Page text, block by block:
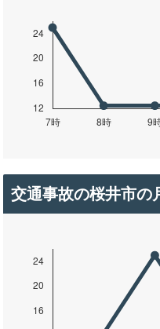
交通事故の桜井市の